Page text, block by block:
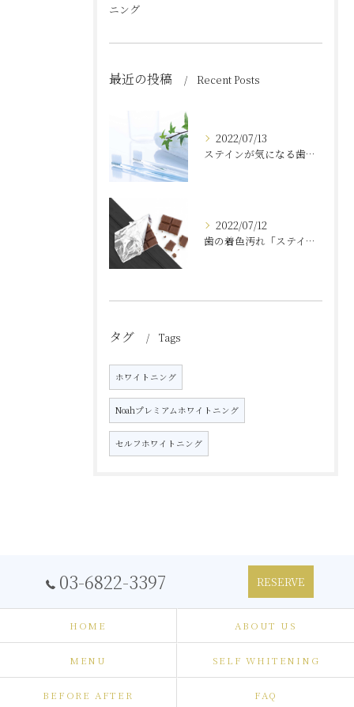
ニング
最近の投稿 Recent Posts
2022/07/13
ステインが気になる歯を白くする方法
2022/07/12
歯の着色汚れ「ステイン」とは
タグ Tags
ホワイトニング
Noahプレミアムホワイトニング
セルフホワイトニング
03-6822-3397 RESERVE
HOME ABOUT US
MENU SELF WHITENING
BEFORE AFTER FAQ